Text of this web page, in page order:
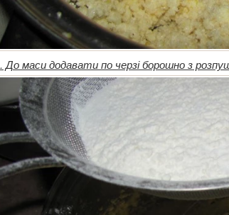
. До маси додавати по черзі борошно з